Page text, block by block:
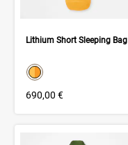
Lithium Short Sleeping Bag
color swatch
Select color
690,00 €